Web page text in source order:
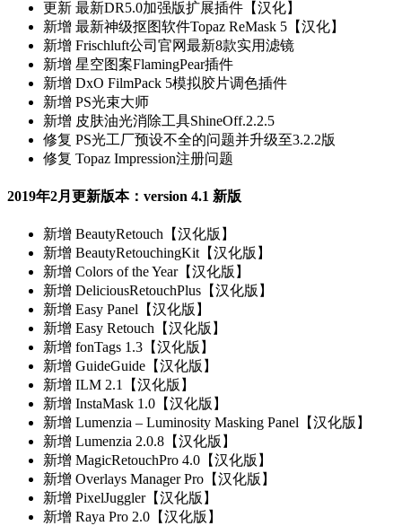
更新 最新DR5.0加强版扩展插件【汉化】
新增 最新神级抠图软件Topaz ReMask 5【汉化】
新增 Frischluft公司官网最新8款实用滤镜
新增 星空图案FlamingPear插件
新增 DxO FilmPack 5模拟胶片调色插件
新增 PS光束大师
新增 皮肤油光消除工具ShineOff.2.2.5
修复 PS光工厂预设不全的问题并升级至3.2.2版
修复 Topaz Impression注册问题
2019年2月更新版本：version 4.1 新版
新增 BeautyRetouch【汉化版】
新增 BeautyRetouchingKit【汉化版】
新增 Colors of the Year【汉化版】
新增 DeliciousRetouchPlus【汉化版】
新增 Easy Panel【汉化版】
新增 Easy Retouch【汉化版】
新增 fonTags 1.3【汉化版】
新增 GuideGuide【汉化版】
新增 ILM 2.1【汉化版】
新增 InstaMask 1.0【汉化版】
新增 Lumenzia – Luminosity Masking Panel【汉化版】
新增 Lumenzia 2.0.8【汉化版】
新增 MagicRetouchPro 4.0【汉化版】
新增 Overlays Manager Pro【汉化版】
新增 PixelJuggler【汉化版】
新增 Raya Pro 2.0【汉化版】